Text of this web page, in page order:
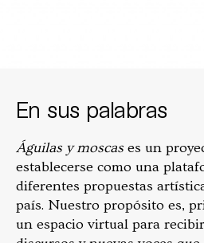
En sus palabras
Águilas y moscas es un
establecerse como una
diferentes propuestas
país. Nuestro propósito es,
un espacio virtual para